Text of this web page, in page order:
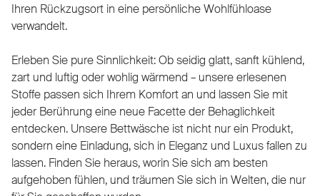
Ihren Rückzugsort in eine persönliche Wohlfühloase
verwandelt.
Erleben Sie pure Sinnlichkeit: Ob seidig glatt, sanft kühlend,
zart und luftig oder wohlig wärmend – unsere erlesenen
Stoffe passen sich Ihrem Komfort an und lassen Sie mit
jeder Berührung eine neue Facette der Behaglichkeit
entdecken. Unsere Bettwäsche ist nicht nur ein Produkt,
sondern eine Einladung, sich in Eleganz und Luxus fallen zu
lassen. Finden Sie heraus, worin Sie sich am besten
aufgehoben fühlen, und träumen Sie sich in Welten, die nur